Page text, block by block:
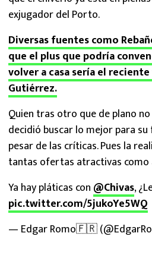
exjugador del Porto.
Diversas fuentes como
que el plus que podría
volver a casa sería el
Gutiérrez.
Quien tras otro que de plano
decidió buscar lo mejor para su
pesar de las críticas. Pues la
tantas ofertas atractivas como
Ya hay pláticas con @Chivas,
pic.twitter.com/5jukoYe5WQ
— Edgar Romo🇫🇷